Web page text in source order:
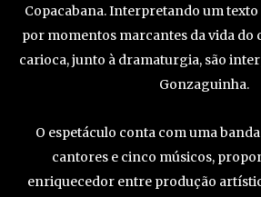
Copacabana. Interpretando um texto
por momentos marcantes da vida
carioca, junto à dramaturgia, são
Gonzaguinha.
O espetáculo conta com uma
cantores e cinco músicos,
enriquecedor entre produção